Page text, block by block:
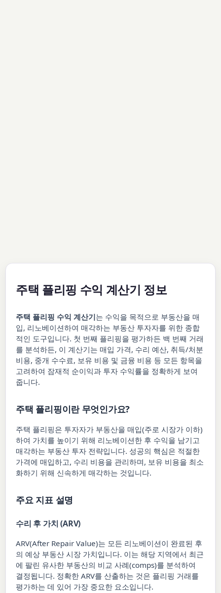
주택 플리핑 수익 계산기 정보
주택 플리핑 수익 계산기는 수익을 목적으로 부동산을 매
입, 리노베이션하여 매각하는 부동산 투자자를 위한 종합
적인 도구입니다. 첫 번째 플리핑을 평가하든 백 번째 거래
를 분석하든, 이 계산기는 매입 가격, 수리 예산, 취득/처분
비용, 중개 수수료, 보유 비용 및 금융 비용 등 모든 항목을
고려하여 잠재적 순이익과 투자 수익률을 정확하게 보여
줍니다.
주택 플리핑이란 무엇인가요?
주택 플리핑은 투자자가 부동산을 매입(주로 시장가 이하)
하여 가치를 높이기 위해 리노베이션한 후 수익을 남기고
매각하는 부동산 투자 전략입니다. 성공의 핵심은 적절한
가격에 매입하고, 수리 비용을 관리하며, 보유 비용을 최소
화하기 위해 신속하게 매각하는 것입니다.
주요 지표 설명
수리 후 가치 (ARV)
ARV(After Repair Value)는 모든 리노베이션이 완료된 후
의 예상 부동산 시장 가치입니다. 이는 해당 지역에서 최근
에 팔린 유사한 부동산의 비교 사례(comps)를 분석하여
결정됩니다. 정확한 ARV를 산출하는 것은 플리핑 거래를
평가하는 데 있어 가장 중요한 요소입니다.